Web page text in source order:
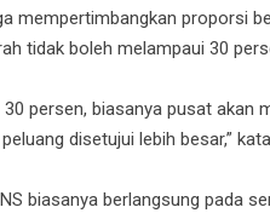
mempertimbangkan proporsi
tidak boleh melampaui 30
persen, biasanya pusat akan
disetujui lebih besar,”
biasanya berlangsung pada